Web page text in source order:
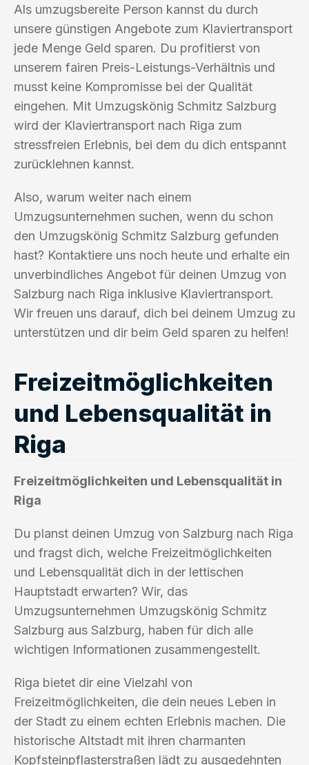
Als umzugsbereite Person kannst du durch
unsere günstigen Angebote zum Klaviertransport
jede Menge Geld sparen. Du profitierst von
unserem fairen Preis-Leistungs-Verhältnis und
musst keine Kompromisse bei der Qualität
eingehen. Mit Umzugskönig Schmitz Salzburg
wird der Klaviertransport nach Riga zum
stressfreien Erlebnis, bei dem du dich entspannt
zurücklehnen kannst.
Also, warum weiter nach einem
Umzugsunternehmen suchen, wenn du schon
den Umzugskönig Schmitz Salzburg gefunden
hast? Kontaktiere uns noch heute und erhalte ein
unverbindliches Angebot für deinen Umzug von
Salzburg nach Riga inklusive Klaviertransport.
Wir freuen uns darauf, dich bei deinem Umzug zu
unterstützen und dir beim Geld sparen zu helfen!
Freizeitmöglichkeiten
und Lebensqualität in
Riga
Freizeitmöglichkeiten und Lebensqualität in
Riga
Du planst deinen Umzug von Salzburg nach Riga
und fragst dich, welche Freizeitmöglichkeiten
und Lebensqualität dich in der lettischen
Hauptstadt erwarten? Wir, das
Umzugsunternehmen Umzugskönig Schmitz
Salzburg aus Salzburg, haben für dich alle
wichtigen Informationen zusammengestellt.
Riga bietet dir eine Vielzahl von
Freizeitmöglichkeiten, die dein neues Leben in
der Stadt zu einem echten Erlebnis machen. Die
historische Altstadt mit ihren charmanten
Kopfsteinpflasterstraßen lädt zu ausgedehnten